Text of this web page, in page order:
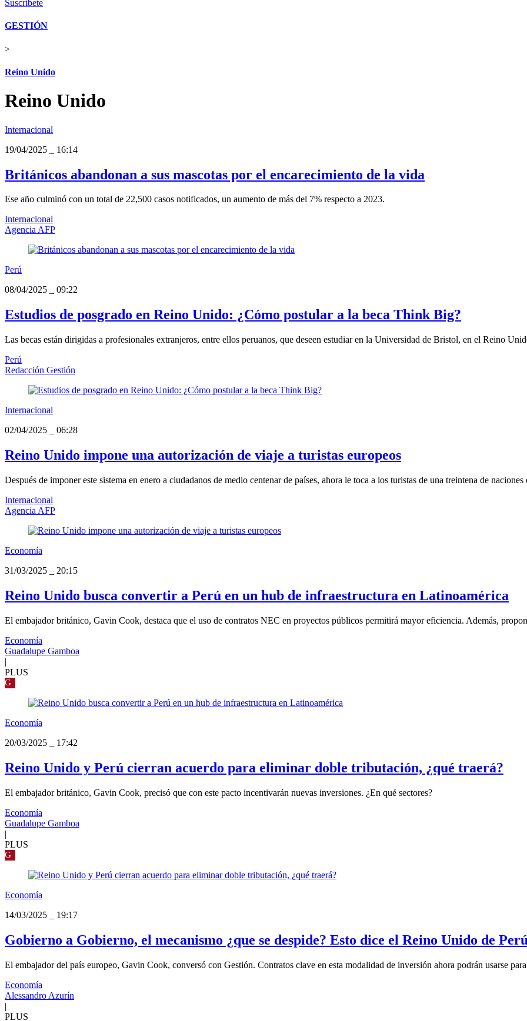
Suscríbete
GESTIÓN
>
Reino Unido
Reino Unido
Internacional
19/04/2025
16:14
Británicos abandonan a sus mascotas por el encarecimiento de la vida
Ese año culminó con un total de 22,500 casos notificados, un aumento de más del 7% respecto a 2023.
Internacional
Agencia AFP
Perú
08/04/2025
09:22
Estudios de posgrado en Reino Unido: ¿Cómo postular a la beca Think Big?
Las becas están dirigidas a profesionales extranjeros, entre ellos peruanos, que deseen estudiar en la Universidad de Bristol, en el Reino
Perú
Redacción Gestión
Internacional
02/04/2025
06:28
Reino Unido impone una autorización de viaje a turistas europeos
Después de imponer este sistema en enero a ciudadanos de medio centenar de países, ahora le toca a los turistas de una treintena de naciones
Internacional
Agencia AFP
Economía
31/03/2025
20:15
Reino Unido busca convertir a Perú en un hub de infraestructura en Latinoamérica
El embajador británico, Gavin Cook, destaca que el uso de contratos NEC en proyectos públicos permitirá mayor eficiencia. Además,
Economía
Guadalupe Gamboa
|
PLUS
G
Economía
20/03/2025
17:42
Reino Unido y Perú cierran acuerdo para eliminar doble tributación, ¿qué traerá?
El embajador británico, Gavin Cook, precisó que con este pacto incentivarán nuevas inversiones. ¿En qué sectores?
Economía
Guadalupe Gamboa
|
PLUS
G
Economía
14/03/2025
19:17
Gobierno a Gobierno, el mecanismo ¿que se despide? Esto dice el Reino Unido de Perú
El embajador del país europeo, Gavin Cook, conversó con Gestión. Contratos clave en esta modalidad de inversión ahora podrán usarse
Economía
Alessandro Azurín
|
PLUS